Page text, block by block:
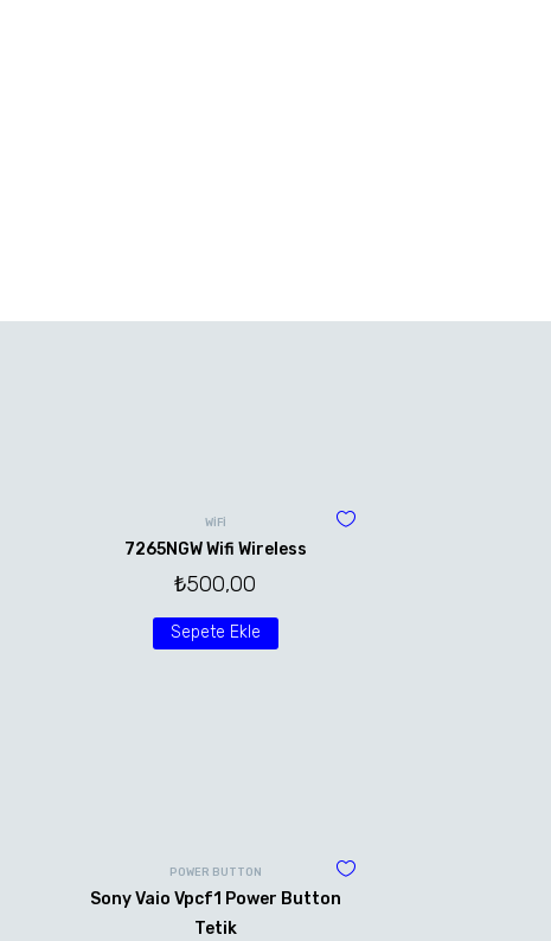
WİFİ
7265NGW Wifi Wireless
₺500,00
Sepete Ekle
POWER BUTTON
Sony Vaio Vpcf1 Power Button
Tetik